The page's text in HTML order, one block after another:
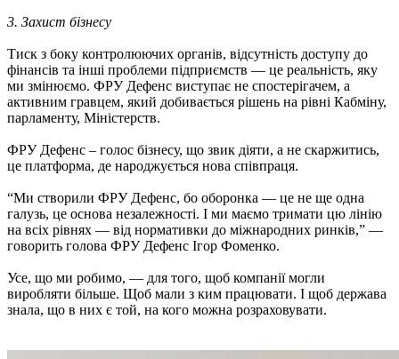
3. Захист бізнесу
Тиск з боку контролюючих органів, відсутність доступу до
фінансів та інші проблеми підприємств — це реальність, яку
ми змінюємо. ФРУ Дефенс виступає не спостерігачем, а
активним гравцем, який добивається рішень на рівні Кабміну,
парламенту, Міністерств.
ФРУ Дефенс – голос бізнесу, що звик діяти, а не скаржитись,
це платформа, де народжується нова співпраця.
“Ми створили ФРУ Дефенс, бо оборонка — це не ще одна
галузь, це основа незалежності. І ми маємо тримати цю лінію
на всіх рівнях — від нормативки до міжнародних ринків,” —
говорить голова ФРУ Дефенс Ігор Фоменко.
Усе, що ми робимо, — для того, щоб компанії могли
виробляти більше. Щоб мали з ким працювати. І щоб держава
знала, що в них є той, на кого можна розраховувати.